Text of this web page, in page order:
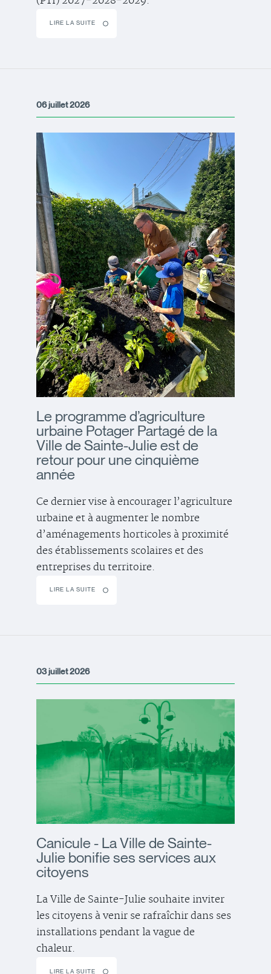
LIRE LA SUITE
06 juillet 2026
Le programme d’agriculture
urbaine Potager Partagé de la
Ville de Sainte-Julie est de
retour pour une cinquième
année
Ce dernier vise à encourager l’agriculture
urbaine et à augmenter le nombre
d’aménagements horticoles à proximité
des établissements scolaires et des
entreprises du territoire.
LIRE LA SUITE
03 juillet 2026
Canicule - La Ville de Sainte-
Julie bonifie ses services aux
citoyens
La Ville de Sainte-Julie souhaite inviter
les citoyens à venir se rafraîchir dans ses
installations pendant la vague de
chaleur.
LIRE LA SUITE